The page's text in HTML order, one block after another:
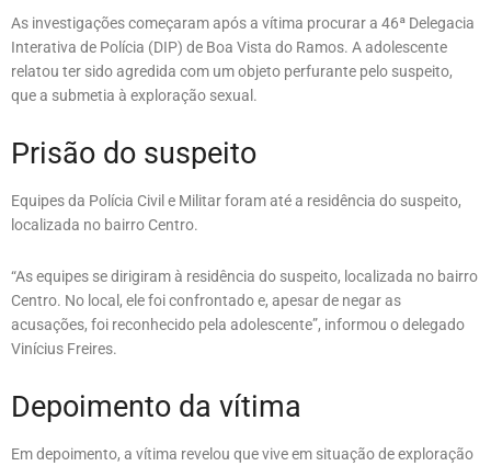
As investigações começaram após a vítima procurar a 46ª Delegacia
Interativa de Polícia (DIP) de Boa Vista do Ramos. A adolescente
relatou ter sido agredida com um objeto perfurante pelo suspeito,
que a submetia à exploração sexual.
Prisão do suspeito
Equipes da Polícia Civil e Militar foram até a residência do suspeito,
localizada no bairro Centro.
“As equipes se dirigiram à residência do suspeito, localizada no bairro
Centro. No local, ele foi confrontado e, apesar de negar as
acusações, foi reconhecido pela adolescente”, informou o delegado
Vinícius Freires.
Depoimento da vítima
Em depoimento, a vítima revelou que vive em situação de exploração